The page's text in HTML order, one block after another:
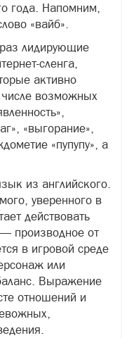
года. Напомним,
«вайб».
лидирующие
сленга,
активно
числе возможных
«выгорание»,
«пупупу», а
из английского.
уверенного в
действовать
производное от
в игровой среде
или
Выражение
отношений и